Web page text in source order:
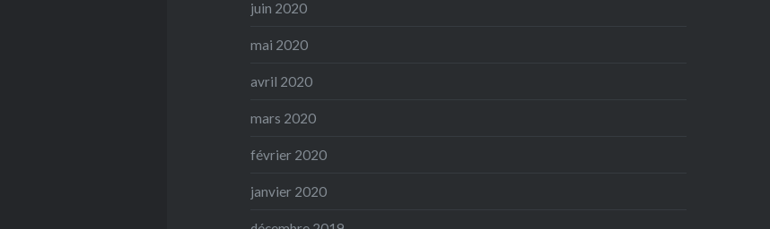
juin 2020
mai 2020
avril 2020
mars 2020
février 2020
janvier 2020